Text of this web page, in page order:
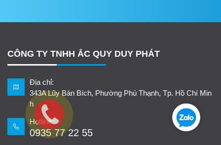
CÔNG TY TNHH ẮC QUY DUY PHÁT
Địa chỉ:
343A Lũy Bán Bích, Phường Phú Thạnh, Tp. Hồ Chí Min
h
Hotline:
0935 77 22 55